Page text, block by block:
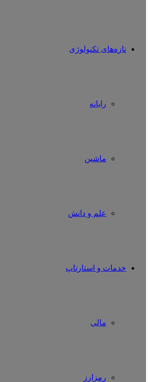
تازه‌های تکنولوژی
رایانه
ماشین
علم و دانش
خدمات و استارتاپ
مالی
رمزارز